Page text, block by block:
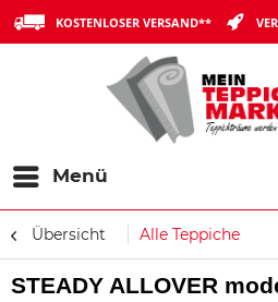
KOSTENLOSER VERSAND**
Menü
Übersicht Alle Teppiche
STEADY ALLOVER